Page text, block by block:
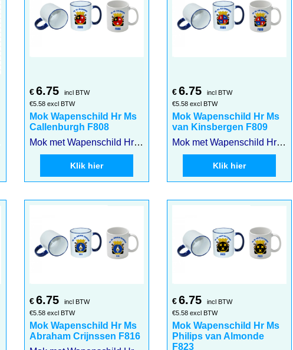
€6.75
incl BTW
€5.58 excl BTW
Mok Wapenschild Hr Ms
Callenburgh F808
Mok met Wapenschild Hr Ms Callenburgh F808
Klik hier
€6.75
incl BTW
€5.58 excl BTW
Mok Wapenschild Hr Ms
van Kinsbergen F809
Mok met Wapenschild Hr Ms van Kinsbergen F809
Klik hier
€6.75
incl BTW
€5.58 excl BTW
Mok Wapenschild Hr Ms
Abraham Crijnssen F816
€6.75
incl BTW
€5.58 excl BTW
Mok Wapenschild Hr Ms
Philips van Almonde
F823